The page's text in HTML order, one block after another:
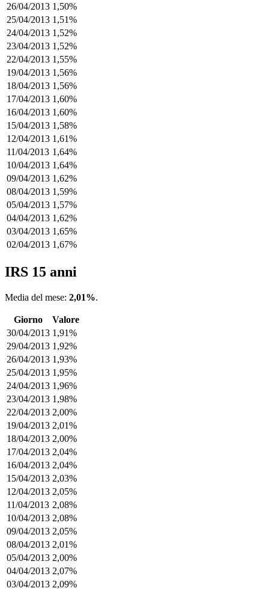
26/04/2013 1,50%
25/04/2013 1,51%
24/04/2013 1,52%
23/04/2013 1,52%
22/04/2013 1,55%
19/04/2013 1,56%
18/04/2013 1,56%
17/04/2013 1,60%
16/04/2013 1,60%
15/04/2013 1,58%
12/04/2013 1,61%
11/04/2013 1,64%
10/04/2013 1,64%
09/04/2013 1,62%
08/04/2013 1,59%
05/04/2013 1,57%
04/04/2013 1,62%
03/04/2013 1,65%
02/04/2013 1,67%
IRS 15 anni
Media del mese: 2,01%.
Giorno
Valore
30/04/2013 1,91%
29/04/2013 1,92%
26/04/2013 1,93%
25/04/2013 1,95%
24/04/2013 1,96%
23/04/2013 1,98%
22/04/2013 2,00%
19/04/2013 2,01%
18/04/2013 2,00%
17/04/2013 2,04%
16/04/2013 2,04%
15/04/2013 2,03%
12/04/2013 2,05%
11/04/2013 2,08%
10/04/2013 2,08%
09/04/2013 2,05%
08/04/2013 2,01%
05/04/2013 2,00%
04/04/2013 2,07%
03/04/2013 2,09%